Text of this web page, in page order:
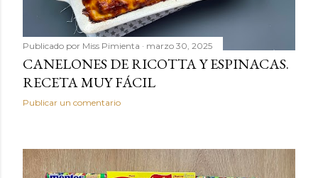
Publicado por Miss Pimienta marzo 30, 2025
CANELONES DE RICOTTA Y ESPINACAS.
RECETA MUY FÁCIL
Publicar un comentario